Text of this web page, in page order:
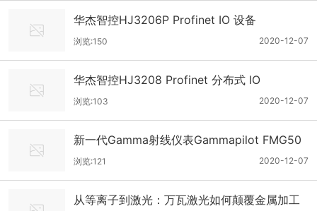
华杰智控HJ3206P Profinet IO 设备
2020-12-07
浏览:150
华杰智控HJ3208 Profinet 分布式 IO
2020-12-07
浏览:103
新一代Gamma射线仪表Gammapilot FMG50
2020-12-07
浏览:121
从等离子到激光：万瓦激光如何颠覆金属加工